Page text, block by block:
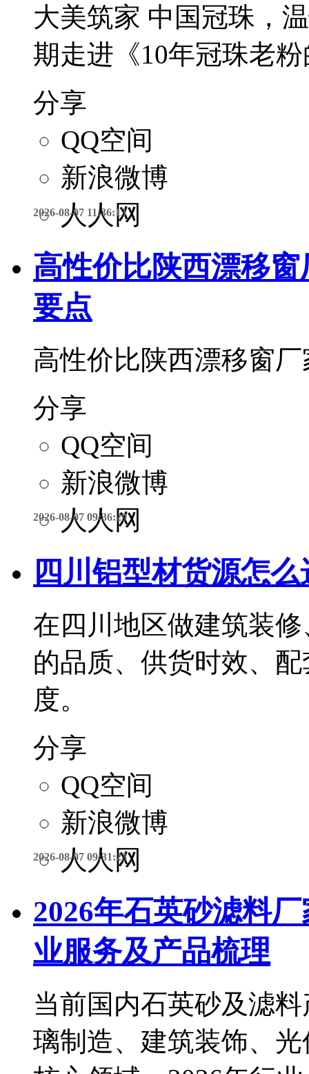
大美筑家 中国冠珠，
期走进《10年冠珠老
2026-08-07 11:36:13
分享
QQ空间
新浪微博
人人网
高性价比陕西漂移
要点
高性价比陕西漂移窗
2026-08-07 09:36:29
分享
QQ空间
新浪微博
人人网
四川铝型材货源怎
在四川地区做建筑装
的品质、供货时效、
度。
2026-08-07 09:31:23
分享
QQ空间
新浪微博
人人网
2026年石英砂滤料
业服务及产品梳理
当前国内石英砂及滤
璃制造、建筑装饰、